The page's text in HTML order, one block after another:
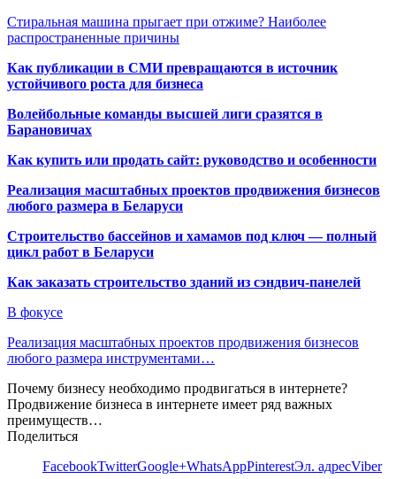
Стиральная машина прыгает при отжиме? Наиболее
распространенные причины
Как публикации в СМИ превращаются в источник
устойчивого роста для бизнеса
Волейбольные команды высшей лиги сразятся в
Барановичах
Как купить или продать сайт: руководство и особенности
Реализация масштабных проектов продвижения бизнесов
любого размера в Беларуси
Строительство бассейнов и хамамов под ключ — полный
цикл работ в Беларуси
Как заказать строительство зданий из сэндвич-панелей
В фокусе
Реализация масштабных проектов продвижения бизнесов
любого размера инструментами…
Почему бизнесу необходимо продвигаться в интернете?
Продвижение бизнеса в интернете имеет ряд важных
преимуществ…
Поделиться
FacebookTwitterGoogle+WhatsAppPinterestЭл. адресViber